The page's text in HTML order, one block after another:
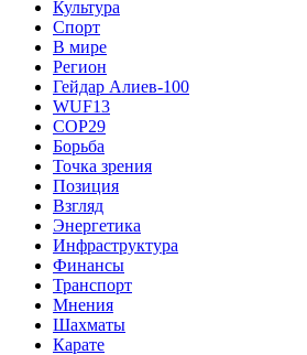
Культура
Спорт
В мире
Регион
Гейдар Алиев-100
WUF13
COP29
Борьба
Точка зрения
Позиция
Взгляд
Энергетика
Инфраструктура
Финансы
Транспорт
Мнения
Шахматы
Карате